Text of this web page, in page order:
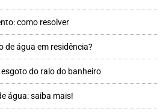
como resolver
de água em residência?
do ralo do banheiro
água: saiba mais!